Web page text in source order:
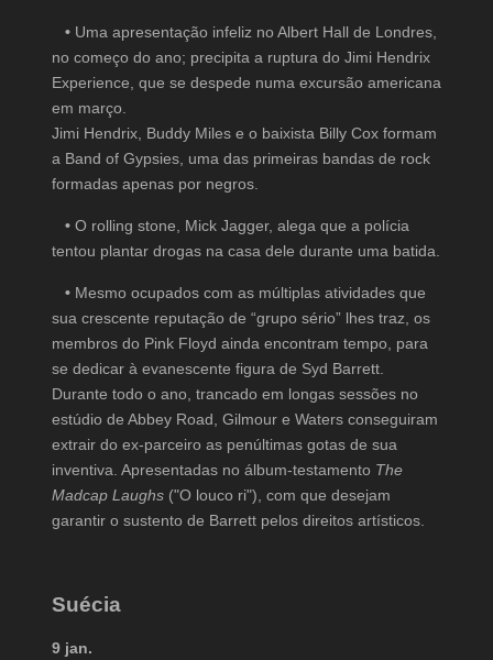
• Uma apresentação infeliz no Albert Hall de Londres,
no começo do ano; precipita a ruptura do Jimi Hendrix
Experience, que se despede numa excursão americana
em março.
Jimi Hendrix, Buddy Miles e o baixista Billy Cox formam
a Band of Gypsies, uma das primeiras bandas de rock
formadas apenas por negros.
• O rolling stone, Mick Jagger, alega que a polícia
tentou plantar drogas na casa dele durante uma batida.
• Mesmo ocupados com as múltiplas atividades que
sua crescente reputação de “grupo sério” lhes traz, os
membros do Pink Floyd ainda encontram tempo, para
se dedicar à evanescente figura de Syd Barrett.
Durante todo o ano, trancado em longas sessões no
estúdio de Abbey Road, Gilmour e Waters conseguiram
extrair do ex-parceiro as penúltimas gotas de sua
inventiva. Apresentadas no álbum-testamento The
Madcap Laughs("O louco ri"), com que desejam
garantir o sustento de Barrett pelos direitos artísticos.
Suécia
9 jan.